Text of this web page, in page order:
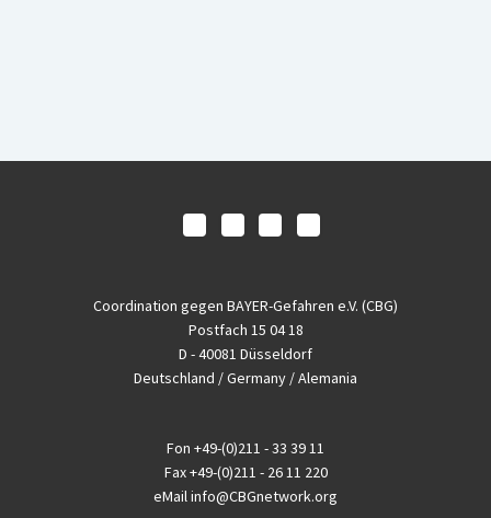
Coordination gegen BAYER-Gefahren e.V. (CBG)
Postfach 15 04 18
D - 40081 Düsseldorf
Deutschland / Germany / Alemania
Fon +49-(0)211 - 33 39 11
Fax+49-(0)211 - 26 11 220
eMailinfo@CBGnetwork.org